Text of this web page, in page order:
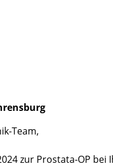
Gast
Team,
zur Prostata-OP bei